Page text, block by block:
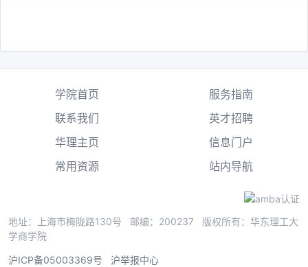
学院首页
联系我们
服务指南
英才招聘
华理主页
常用资源
信息门户
站内导航
地址：上海市梅陇路130号 邮编：200237 版权所有：华东理工大
学商学院
沪ICP备05003369号 沪举报中心